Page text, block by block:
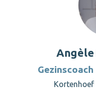
Kortenhoef